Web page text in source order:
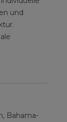
und
Bahama-